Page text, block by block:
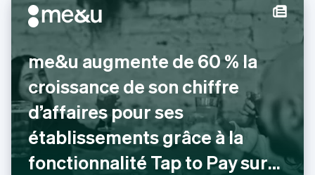
me&u augmente de 60 % la
croissance de son chiffre
d’affaires pour ses
établissements grâce à la
fonctionnalité Tap to Pay sur
Chine continentale
简体中文English
Croatie
English
Danemark
English
Émirats arabes unis
English
Espagne
Español English